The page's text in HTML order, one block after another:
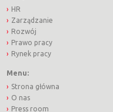
HR
Zarządzanie
Rozwój
Prawo pracy
Rynek pracy
Menu:
Strona główna
O nas
Press room